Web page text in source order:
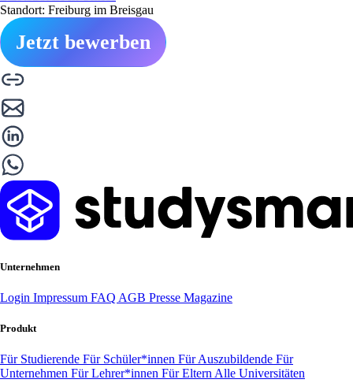
Standort: Freiburg im Breisgau
Jetzt bewerben
Unternehmen
Login Impressum FAQ AGB Presse Magazine
Produkt
Für Studierende Für Schüler*innen Für Auszubildende Für
Unternehmen Für Lehrer*innen Für Eltern Alle Universitäten